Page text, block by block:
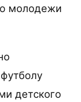
молодежи
детского